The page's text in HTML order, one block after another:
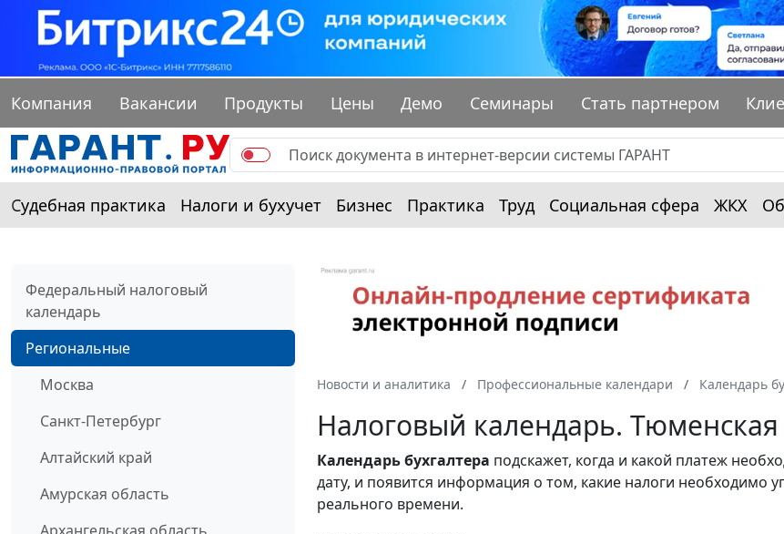
Компания Вакансии Продукты Цены Демо Семинары Стать партнером
Судебная практика Налоги и бухучет Бизнес Практика Труд Социальная сфера ЖКХ
Федеральный налоговый
календарь
Региональные
Москва
Санкт-Петербург
Алтайский край
Амурская область
Новости и аналитика Профессиональные календари Календарь
Налоговый календарь.
Календарьбухгалтера подскажет, когда и какой платеж
дату, и появится информация о том, какие налоги необходимо
реального времени.